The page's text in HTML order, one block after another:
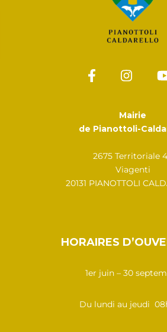
Mairie
de Pianottoli-
2675 Territoriale
Viagenti
20131 PIANOTTOLI
HORAIRES
1er juin – 30
Du lundi au jeudi